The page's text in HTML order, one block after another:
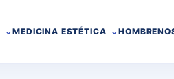
MEDICINA ESTÉTICA HOMBRE